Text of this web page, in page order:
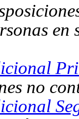
en
no